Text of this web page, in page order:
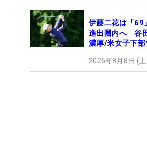
伊藤二花は「69
進出圏内へ 谷
濃厚/米女子下部
2026年8月8日 (